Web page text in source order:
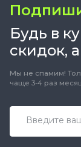
Будь в
скидок,
Мы не спамим!
чаще 3-4 раз месяц.